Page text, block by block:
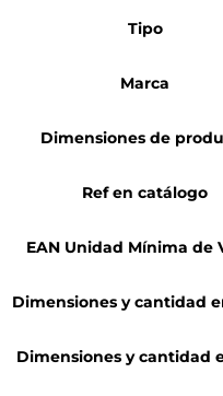
Tipo
Marca
Dimensiones de
Ref en catálogo
EAN Unidad Mínima de
Dimensiones y cantidad
Dimensiones y cantidad